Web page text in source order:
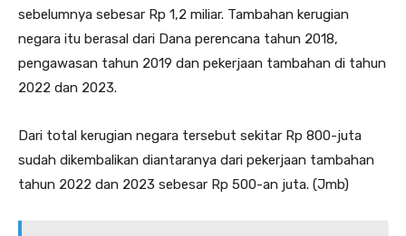
sebelumnya sebesar Rp 1,2 miliar. Tambahan kerugian
negara itu berasal dari Dana perencana tahun 2018,
pengawasan tahun 2019 dan pekerjaan tambahan di tahun
2022 dan 2023.
Dari total kerugian negara tersebut sekitar Rp 800-juta
sudah dikembalikan diantaranya dari pekerjaan tambahan
tahun 2022 dan 2023 sebesar Rp 500-an juta. (Jmb)